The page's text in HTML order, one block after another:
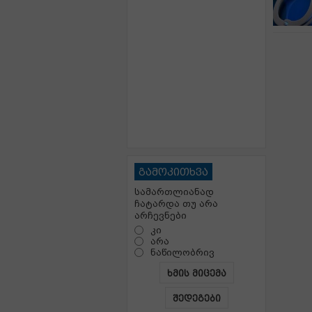
გამოკითხვა
სამართლიანად
ჩატარდა თუ არა
არჩევნები
კი
არა
ნაწილობრივ
ხმის მიცემა
შედეგები